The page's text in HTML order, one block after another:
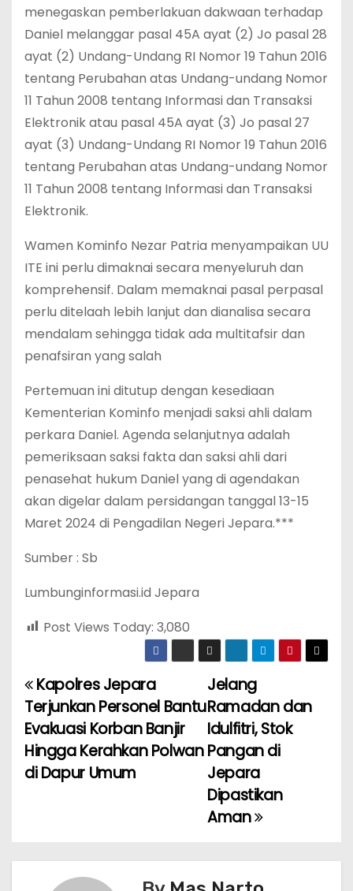
menegaskan pemberlakuan dakwaan terhadap
Daniel melanggar pasal 45A ayat (2) Jo pasal 28
ayat (2) Undang-Undang RI Nomor 19 Tahun 2016
tentang Perubahan atas Undang-undang Nomor
11 Tahun 2008 tentang Informasi dan Transaksi
Elektronik atau pasal 45A ayat (3) Jo pasal 27
ayat (3) Undang-Undang RI Nomor 19 Tahun 2016
tentang Perubahan atas Undang-undang Nomor
11 Tahun 2008 tentang Informasi dan Transaksi
Elektronik.
Wamen Kominfo Nezar Patria menyampaikan UU
ITE ini perlu dimaknai secara menyeluruh dan
komprehensif. Dalam memaknai pasal perpasal
perlu ditelaah lebih lanjut dan dianalisa secara
mendalam sehingga tidak ada multitafsir dan
penafsiran yang salah
Pertemuan ini ditutup dengan kesediaan
Kementerian Kominfo menjadi saksi ahli dalam
perkara Daniel. Agenda selanjutnya adalah
pemeriksaan saksi fakta dan saksi ahli dari
penasehat hukum Daniel yang di agendakan
akan digelar dalam persidangan tanggal 13-15
Maret 2024 di Pengadilan Negeri Jepara.***
Sumber : Sb
Lumbunginformasi.id Jepara
Post Views Today: 3,080
P
o
s
a
Jelang
Ramadan dan
Idulfitri, Stok
Pangan di
Jepara
Dipastikan
Aman
Kapolres Jepara
Terjunkan Personel Bantu
Evakuasi Korban Banjir
Hingga Kerahkan Polwan
di Dapur Umum